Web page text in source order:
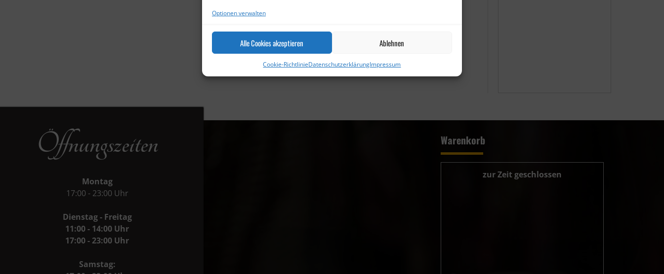
Optionen verwalten
Alle Cookies akzeptieren Ablehnen
Cookie-RichtlinieDatenschutzerklärungImpressum
Öffnungszeiten
Montag
17:00 - 23:00 Uhr
Dienstag - Freitag
11:00 - 14:00 Uhr
17:00 - 23:00 Uhr
Samstag:
Warenkorb
zur Zeit geschlossen